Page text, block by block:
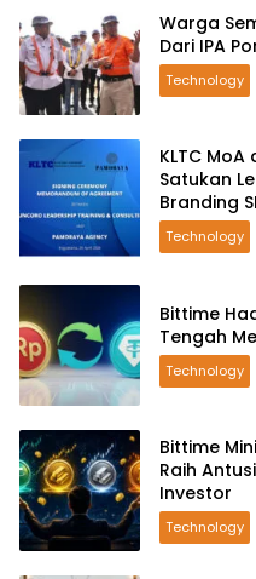
Warga
Dari IPA
Technology
KLTC
Satukan
Branding
Technology
Bittime
Tengah
Technology
Bittime
Raih
Investor
Technology